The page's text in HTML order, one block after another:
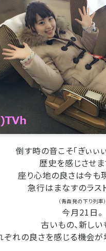
倒す時の音こそ「ぎぃぃ
歴史を感じさせま
座り心地の良さは今も
急行はまなすのラス
（青森発の下り列車）
今月21日。
古いもの、新しい
ぞれの良さを感じる機会が